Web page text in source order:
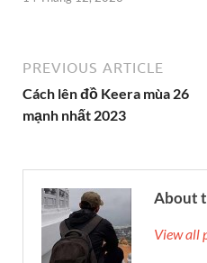
PREVIOUS ARTICLE
Cách lên đồ Keera mùa 26
mạnh nhất 2023
About
View all